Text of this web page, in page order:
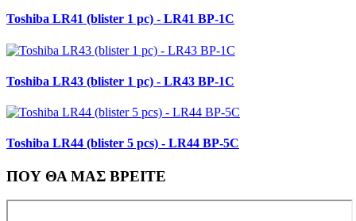
Toshiba LR41 (blister 1 pc) - LR41 BP-1C
Toshiba LR43 (blister 1 pc) - LR43 BP-1C
Toshiba LR44 (blister 5 pcs) - LR44 BP-5C
ΠΟΥ ΘΑ ΜΑΣ ΒΡΕΙΤΕ